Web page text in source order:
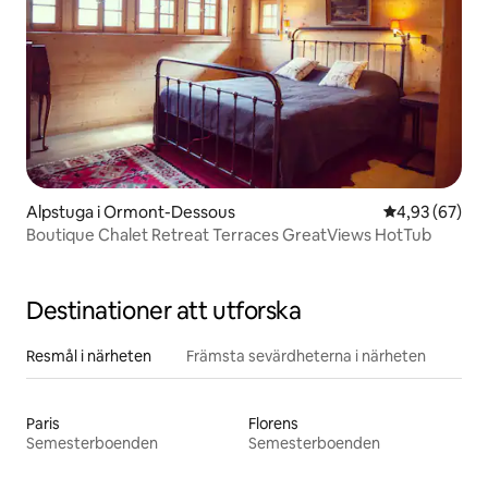
Alpstuga i Ormont-Dessous 4,93 av 5 i
4,93 (67)
Boutique Chalet Retreat Terraces GreatViews HotTub
Destinationer att utforska
Resmål i närheten Främsta sevärdheterna i närheten
Paris
Semesterboenden
Florens
Semesterboenden